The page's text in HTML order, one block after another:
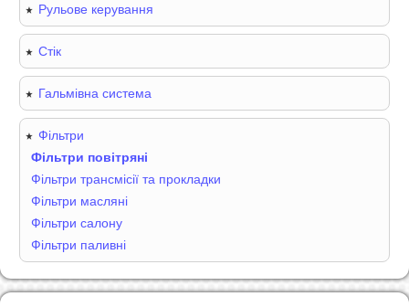
Рульове керування
Стік
Гальмівна система
Фільтри
Фільтри повітряні
Фільтри трансмісії та прокладки
Фільтри масляні
Фільтри салону
Фільтри паливні